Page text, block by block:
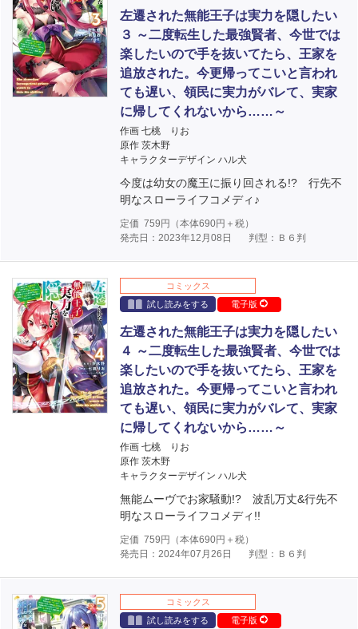
左遷された無能王子は実力を隠したい
３ ～二度転生した最強賢者、今世では
楽したいので手を抜いてたら、王家を
追放された。今更帰ってこいと言われ
ても遅い、領民に実力がバレて、実家
に帰してくれないから……～
作画 七桃 りお
原作 茨木野
キャラクターデザイン ハル犬
今度は幼女の魔王に振り回される!? 行先不
明なスローライフコメディ♪
定価 759 円（本体690円＋税）
発売日：2023年12月08日
判型：Ｂ６判
コミックス
試し読みをする
電子版
左遷された無能王子は実力を隠したい
４ ～二度転生した最強賢者、今世では
楽したいので手を抜いてたら、王家を
追放された。今更帰ってこいと言われ
ても遅い、領民に実力がバレて、実家
に帰してくれないから……～
作画 七桃 りお
原作 茨木野
キャラクターデザイン ハル犬
無能ムーヴでお家騒動!? 波乱万丈&行先不
明なスローライフコメディ!!
定価 759 円（本体690円＋税）
発売日：2024年07月26日
判型：Ｂ６判
コミックス
試し読みをする
電子版